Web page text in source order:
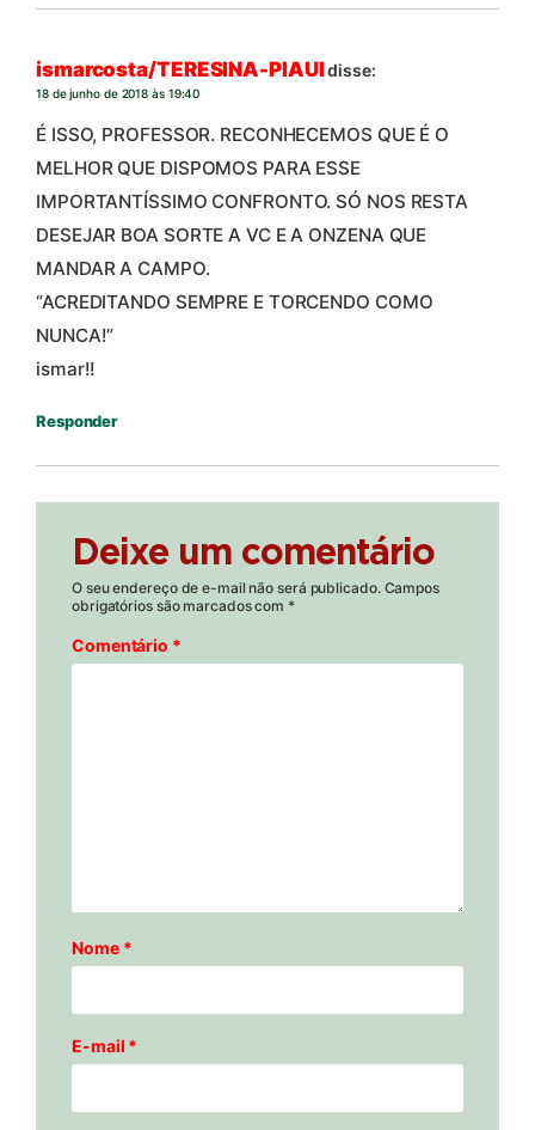
ismarcosta/TERESINA-PIAUIdisse:
18 de junho de 2018 às 19:40
É ISSO, PROFESSOR. RECONHECEMOS QUE É O
MELHOR QUE DISPOMOS PARA ESSE
IMPORTANTÍSSIMO CONFRONTO. SÓ NOS RESTA
DESEJAR BOA SORTE A VC E A ONZENA QUE
MANDAR A CAMPO.
“ACREDITANDO SEMPRE E TORCENDO COMO
NUNCA!”
ismar!!
Responder
Deixe um comentário
O seu endereço de e-mail não será publicado. Campos
obrigatórios são marcados com *
Comentário *
Nome *
E-mail *